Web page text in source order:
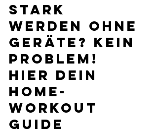
Stark
werden ohne
Geräte? Kein
Problem!
Hier Dein
Home-
Workout
Guide